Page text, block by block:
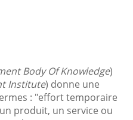
Body Of Knowledge)
Institute) donne une
: "effort temporaire
produit, un service ou